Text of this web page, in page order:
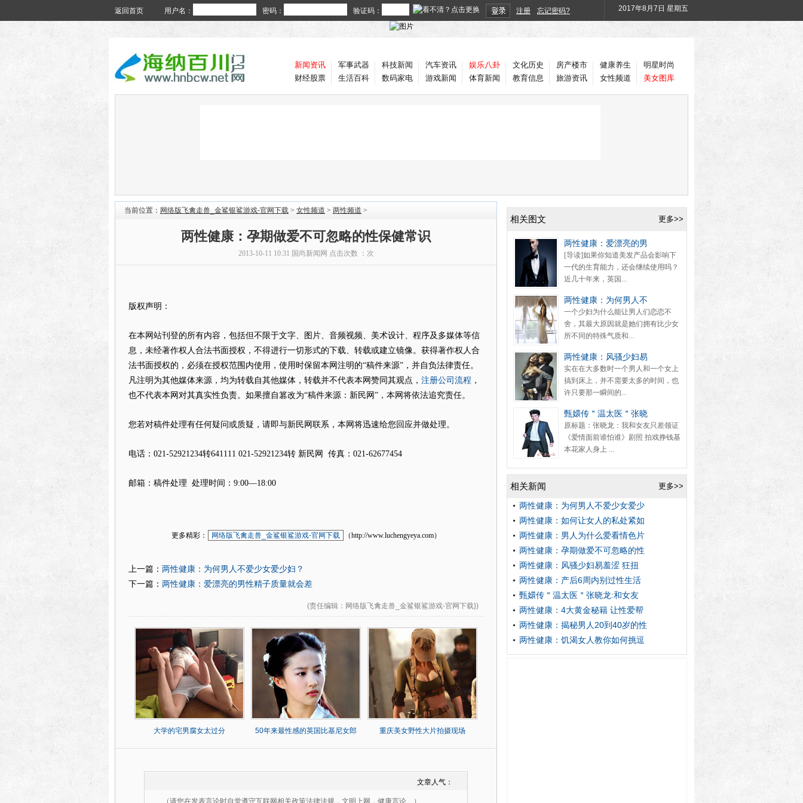
返回首页 用户名： 密码： 验证码： 注册 忘记密码? 2017年8月7日 星期五
新闻资讯
财经股票
军事武器
生活百科
科技新闻
数码家电
汽车资讯
游戏新闻
娱乐八卦
体育新闻
文化历史
教育信息
房产楼市
旅游资讯
健康养生
女性频道
明星时尚
美女图库
当前位置： 网络版飞禽走兽_金鲨银鲨游戏-官网下载 > 女性频道 > 两性频道 >
两性健康：孕期做爱不可忽略的性保健常识
2013-10-11 10:31 国尚新闻网 点击次数 ： 次
版权声明：
在本网站刊登的所有内容，包括但不限于文字、图片、音频视频、美术设计、程序及多媒体等信
息，未经著作权人合法书面授权，不得进行一切形式的下载、转载或建立镜像。获得著作权人合
法书面授权的，必须在授权范围内使用，使用时保留本网注明的“稿件来源”，并自负法律责任。
凡注明为其他媒体来源，均为转载自其他媒体，转载并不代表本网赞同其观点， 注册公司流程 ，
也不代表本网对其真实性负责。如果擅自篡改为“稿件来源：新民网”，本网将依法追究责任。
您若对稿件处理有任何疑问或质疑，请即与新民网联系，本网将迅速给您回应并做处理。
电话：021-52921234转641111 021-52921234转 新民网 传真：021-62677454
邮箱： 稿件处理 处理时间：9:00—18:00
更多精彩： 网络版飞禽走兽_金鲨银鲨游戏-官网下载 （http://www.luchengyeya.com）
上一篇： 两性健康：为何男人不爱少女爱少妇？
下一篇： 两性健康：爱漂亮的男性精子质量就会差
(责任编辑 ：网络版飞禽走兽_金鲨银鲨游戏-官网下载})
大学的宅男腐女太过分 50年来最性感的英国比基尼女郎 重庆美女野性大片拍摄现场
文章人气：
（请您在发表言论时自觉遵守互联网相关政策法律法规，文明上网，健康言论。）
更多>>
相关图文
两性健康：爱漂亮的男
[导读]如果你知道美发产品会影响下
一代的生育能力，还会继续使用吗？
近几十年来，英国...
两性健康：为何男人不
一个少妇为什么能让男人们恋恋不
舍，其最大原因就是她们拥有比少女
所不同的特殊气质和...
两性健康：风骚少妇易
实在在大多数时一个男人和一个女上
搞到床上，并不需要太多的时间，也
许只要那一瞬间的...
甄嬛传＂温太医＂张晓
原标题：张晓龙：我和女友只差领证
《爱情面前谁怕谁》剧照 拍戏挣钱基
本花家人身上 ...
更多>>
相关新闻
两性健康：为何男人不爱少女爱少
两性健康：如何让女人的私处紧如
两性健康：男人为什么爱看情色片
两性健康：孕期做爱不可忽略的性
两性健康：风骚少妇易羞涩 狂扭
两性健康：产后6周内别过性生活
甄嬛传＂温太医＂张晓龙:和女友
两性健康：4大黄金秘籍 让性爱帮
两性健康：揭秘男人20到40岁的性
两性健康：饥渴女人教你如何挑逗